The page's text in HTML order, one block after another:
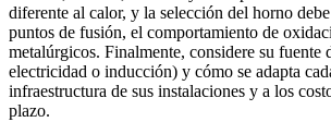
diferente al calor, y la selección del horno
puntos de fusión, el comportamiento de
metalúrgicos. Finalmente, considere su fuente
electricidad o inducción) y cómo se adapta
infraestructura de sus instalaciones y a los
plazo.